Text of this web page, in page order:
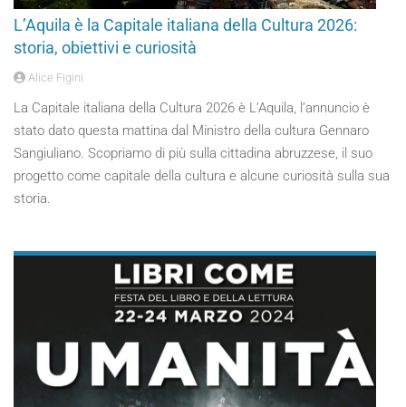
L’Aquila è la Capitale italiana della Cultura 2026:
storia, obiettivi e curiosità
Alice Figini
La Capitale italiana della Cultura 2026 è L’Aquila, l’annuncio è
stato dato questa mattina dal Ministro della cultura Gennaro
Sangiuliano. Scopriamo di più sulla cittadina abruzzese, il suo
progetto come capitale della cultura e alcune curiosità sulla sua
storia.